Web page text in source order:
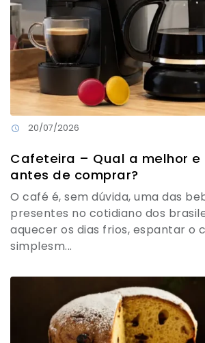
20/07/2026
Cafeteira – Qual a melhor e
antes de comprar?
O café é, sem dúvida, uma das
presentes no cotidiano dos
aquecer os dias frios, espantar o
simplesm...